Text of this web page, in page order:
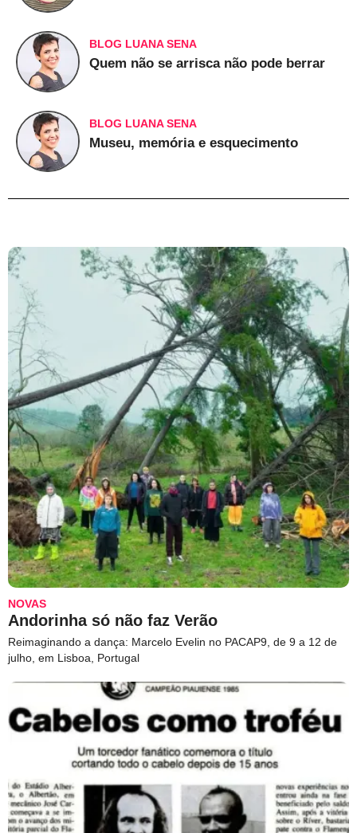
BLOG LUANA SENA
Quem não se arrisca não pode berrar
BLOG LUANA SENA
Museu, memória e esquecimento
NOVAS
Andorinha só não faz Verão
Reimaginando a dança: Marcelo Evelin no PACAP9, de 9 a 12 de
julho, em Lisboa, Portugal